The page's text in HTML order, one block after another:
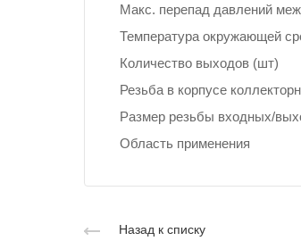
Макс. перепад давлений
Температура окружающей
Количество выходов (шт)
Резьба в корпусе
Размер резьбы входных/
Область применения
Назад к списку